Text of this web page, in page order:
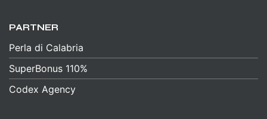
PARTNER
Perla di Calabria
SuperBonus 110%
Codex Agency